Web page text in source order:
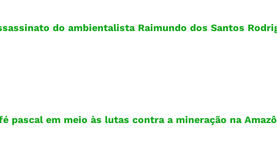
do ambientalista Raimundo dos Santos
pascal em meio às lutas contra a mineração na